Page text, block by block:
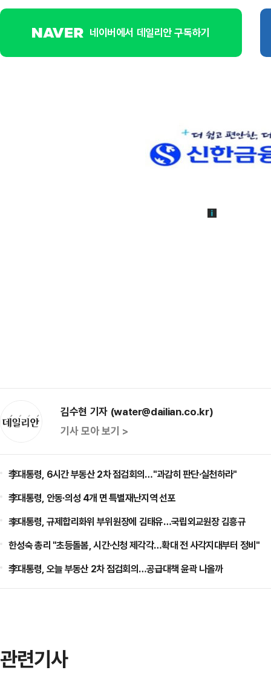
네이버에서 데일리안 구독하기
김수현 기자 (water@dailian.co.kr)
기사 모아 보기 >
李대통령, 6시간 부동산 2차 점검회의…"과감히 판단·실천하라"
李대통령, 안동·의성 4개 면 특별재난지역 선포
李대통령, 규제합리화위 부위원장에 김태유…국립외교원장 김흥규
한성숙 총리 "초등돌봄, 시간·신청 제각각…확대 전 사각지대부터 정비"
李대통령, 오늘 부동산 2차 점검회의…공급대책 윤곽 나올까
관련기사